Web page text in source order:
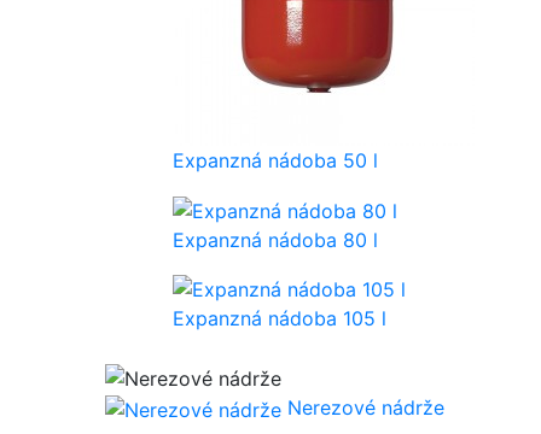
Expanzná nádoba 50 l
Expanzná nádoba 80 l
Expanzná nádoba 105 l
Nerezové nádrže